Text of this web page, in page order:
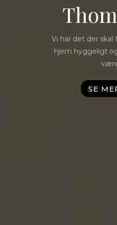
Vi har det der
hjem hyggeligt
SE